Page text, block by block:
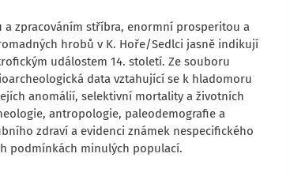
a zpracováním stříbra, enormní prosperitou a
hrobů v K. Hoře/Sedlci jasně indikují
událostem 14. století. Ze souboru
data vztahující se k hladomoru
anomálií, selektivní mortality a životních
antropologie, paleodemografie a
zdraví a evidenci známek nespecifického
podmínkách minulých populací.